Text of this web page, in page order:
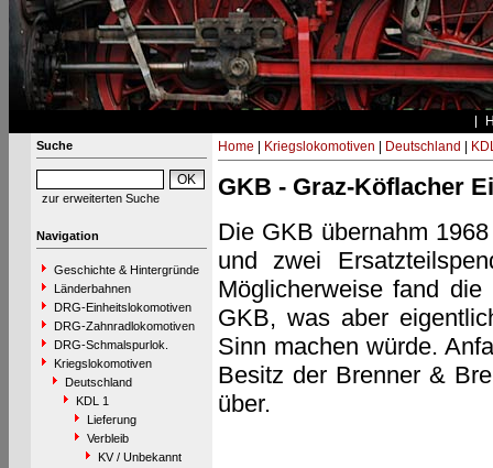
Suche
zur erweiterten Suche
Navigation
Geschichte & Hintergründe
Länderbahnen
DRG-Einheitslokomotiven
DRG-Zahnradlokomotiven
DRG-Schmalspurlok.
Kriegslokomotiven
Deutschland
KDL 1
Lieferung
Verbleib
KV / Unbekannt
Home Kriegslokomotiven Deutschland
GKB - Graz-Köflacher
Die GKB übernahm
und zwei
Möglicherweise fand
GKB, was aber
Sinn machen würde.
Besitz der Brenner &
über.